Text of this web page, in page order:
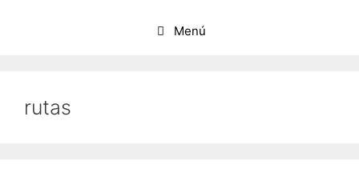
Menú
rutas